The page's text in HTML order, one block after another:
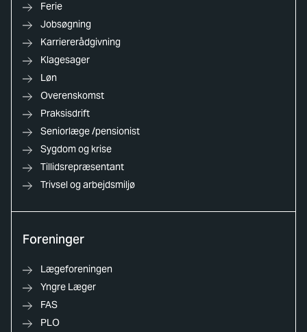
Ferie
Jobsøgning
Karriererådgivning
Klagesager
Løn
Overenskomst
Praksisdrift
Seniorlæge /pensionist
Sygdom og krise
Tillidsrepræsentant
Trivsel og arbejdsmiljø
Foreninger
Lægeforeningen
Yngre Læger
FAS
PLO